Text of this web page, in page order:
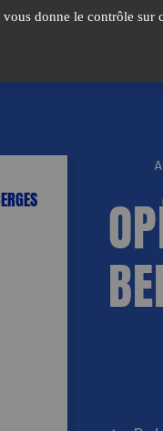
donne le contrôle sur